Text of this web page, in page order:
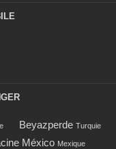
Beyazperde Turquie
México Mexique